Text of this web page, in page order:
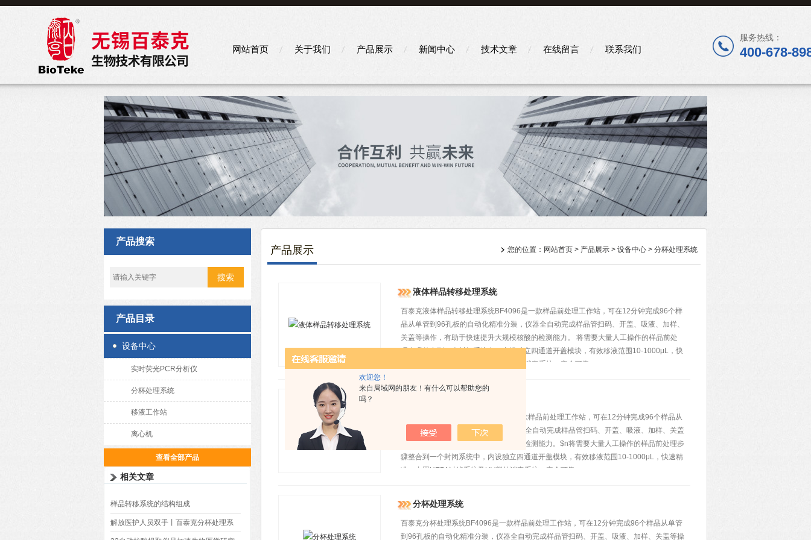
欢迎您！
来自局域网的朋友！有什么可以帮助您的
吗？
网站首页 关于我们 产品展示 新闻中心 技术文章 在线留言 联系我们
服务热线：
400-678-
产品搜索
产品目录
设备中心
实时荧光PCR分析仪
分杯处理系统
移液工作站
离心机
查看全部产品
相关文章
样品转移系统的结构组成
解放医护人员双手丨百泰克分杯处理系
产品展示 您的位置： 网站首页 > 产品展示 > 设备中心 > 分杯处理系统
液体样品转移处理系统
百泰克液体样品转移处理系统BF4096是一款样品前处理工作站，可在12分钟完成96个样
品从单管到96孔板的自动化精准分装，仪器全自动完成样品管扫码、开盖、吸液、加样、
关盖等操作，有助于快速提升大规模核酸的检测能力。 将需要大量人工操作的样品前处
理步骤整合到一个封闭系统中，内设独立四通道开盖模块，有效移液范围10-1000μL，快
速精准；内置HEPA过滤系统及UV紫外消毒系统，安全可靠。
百泰克液体样本处理系统BF4096是一款样品前处理工作站，可在12分钟完成96个样品从
单管到96孔板的自动化精准分装，仪器全自动完成样品管扫码、开盖、吸液、加样、关盖
等操作，有助于快速提升大规模核酸的检测能力。$n将需要大量人工操作的样品前处理步
骤整合到一个封闭系统中，内设独立四通道开盖模块，有效移液范围10-1000μL，快速精
准；内置HEPA过滤系统及UV紫外消毒系统，安全可靠。
分杯处理系统
百泰克分杯处理系统BF4096是一款样品前处理工作站，可在12分钟完成96个样品从单管
到96孔板的自动化精准分装，仪器全自动完成样品管扫码、开盖、吸液、加样、关盖等操